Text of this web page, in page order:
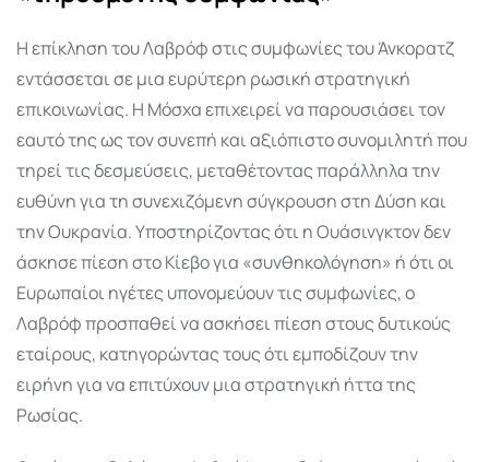
Η επίκληση του Λαβρόφ στις συμφωνίες του Άνκορατζ
εντάσσεται σε μια ευρύτερη ρωσική στρατηγική
επικοινωνίας. Η Μόσχα επιχειρεί να παρουσιάσει τον
εαυτό της ως τον συνεπή και αξιόπιστο συνομιλητή που
τηρεί τις δεσμεύσεις, μεταθέτοντας παράλληλα την
ευθύνη για τη συνεχιζόμενη σύγκρουση στη Δύση και
την Ουκρανία. Υποστηρίζοντας ότι η Ουάσινγκτον δεν
άσκησε πίεση στο Κίεβο για «συνθηκολόγηση» ή ότι οι
Ευρωπαίοι ηγέτες υπονομεύουν τις συμφωνίες, ο
Λαβρόφ προσπαθεί να ασκήσει πίεση στους δυτικούς
εταίρους, κατηγορώντας τους ότι εμποδίζουν την
ειρήνη για να επιτύχουν μια στρατηγική ήττα της
Ρωσίας.